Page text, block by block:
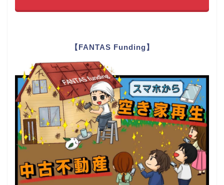
【FANTAS Funding】